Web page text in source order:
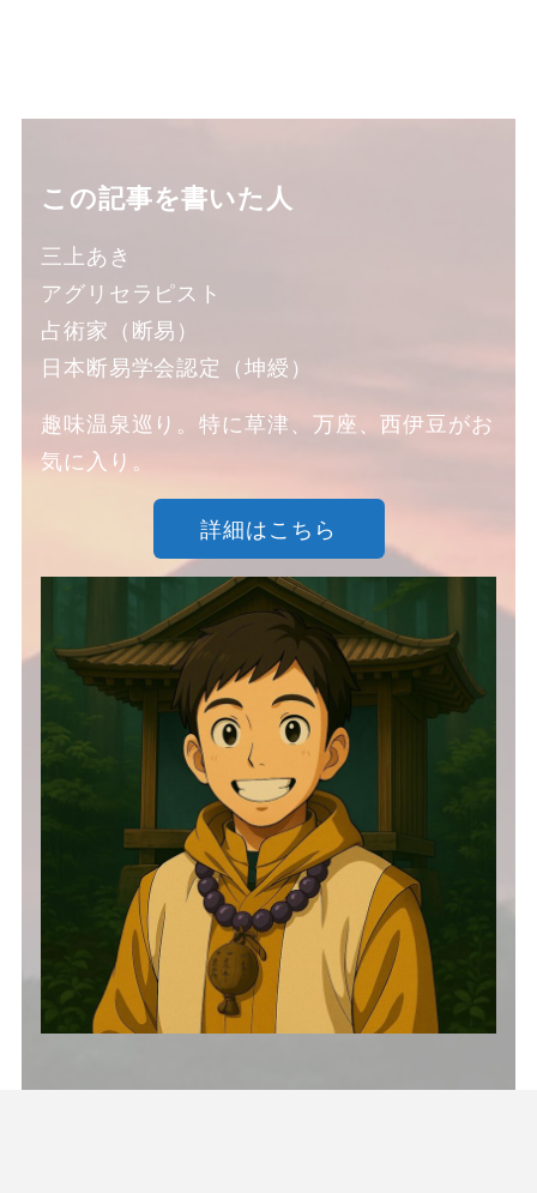
この記事を書いた人
三上あき
アグリセラピスト
占術家（断易）
日本断易学会認定（坤綬）
趣味温泉巡り。特に草津、万座、西伊豆がお
気に入り。
詳細はこちら